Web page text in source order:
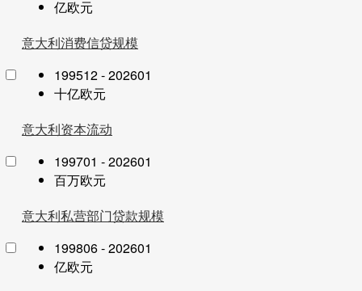
亿欧元
意大利消费信贷规模
199512 - 202601
十亿欧元
意大利资本流动
199701 - 202601
百万欧元
意大利私营部门贷款规模
199806 - 202601
亿欧元